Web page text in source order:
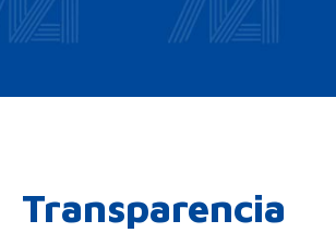
Transparencia